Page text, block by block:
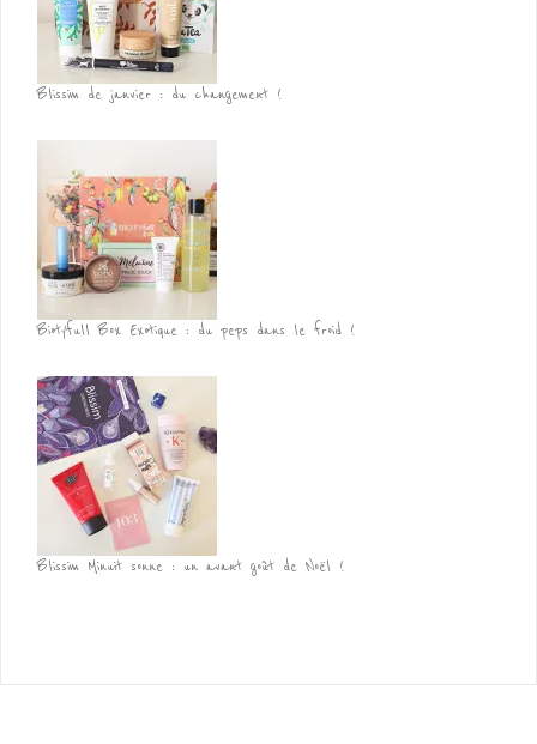
Blissim de janvier : du changement !
Biotyfull Box Exotique : du peps dans le froid !
Blissim Minuit sonne : un avant goût de Noël !